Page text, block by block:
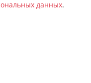
данных.